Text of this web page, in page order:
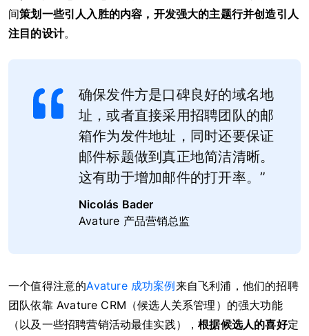
间策划一些引人入胜的内容，开发强大的主题行并创造引人
注目的设计。
确保发件方是口碑良好的域名地
址，或者直接采用招聘团队的邮
箱作为发件地址，同时还要保证
邮件标题做到真正地简洁清晰。
这有助于增加邮件的打开率。”
Nicolás Bader
Avature 产品营销总监
一个值得注意的Avature 成功案例来自飞利浦，他们的招聘
团队依靠 Avature CRM（候选人关系管理）的强大功能
（以及一些招聘营销活动最佳实践），根据候选人的喜好定